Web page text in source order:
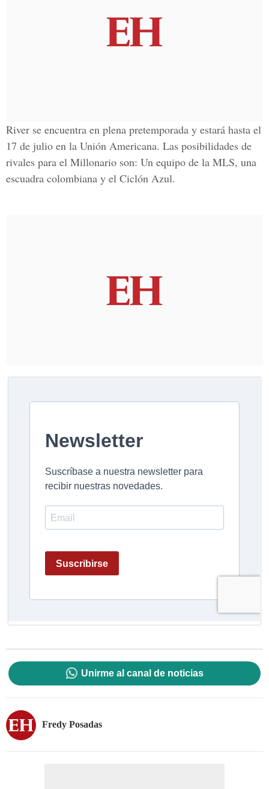
River se encuentra en plena pretemporada y estará hasta el
17 de julio en la Unión Americana. Las posibilidades de
rivales para el Millonario son: Un equipo de la MLS, una
escuadra colombiana y el Ciclón Azul.
Unirme al canal de noticias
Fredy Posadas